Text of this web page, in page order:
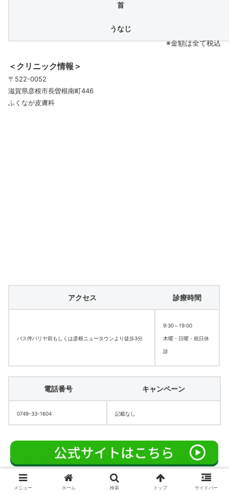
⾸
うなじ
※金額は全て税込
＜クリニック情報＞
〒522-0052
滋賀県彦根市長曽根南町446
ふくなが皮膚科
アクセス 診療時間
バス停パリヤ前もしくは彦根ニュータウンより徒歩3分
9:30～19:00
木曜・日曜・祝日休
診
電話番号 キャンペーン
0749-33-1604 記載なし
3.彦根周辺のメンズ脱毛サロン3選
メニュー ホーム 検索 トップ サイドバー